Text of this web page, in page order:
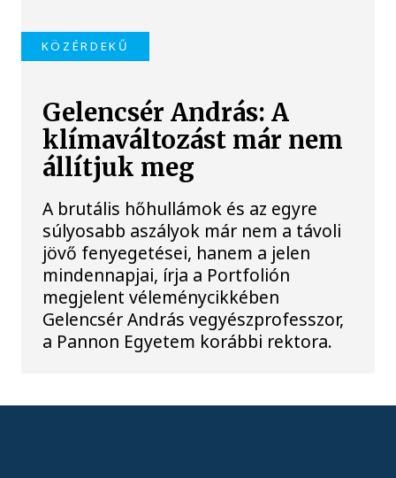
KÖZÉRDEKŰ
Gelencsér András: A
klímaváltozást már nem
állítjuk meg
A brutális hőhullámok és az egyre
súlyosabb aszályok már nem a távoli
jövő fenyegetései, hanem a jelen
mindennapjai, írja a Portfolión
megjelent véleménycikkében
Gelencsér András vegyészprofesszor,
a Pannon Egyetem korábbi rektora.